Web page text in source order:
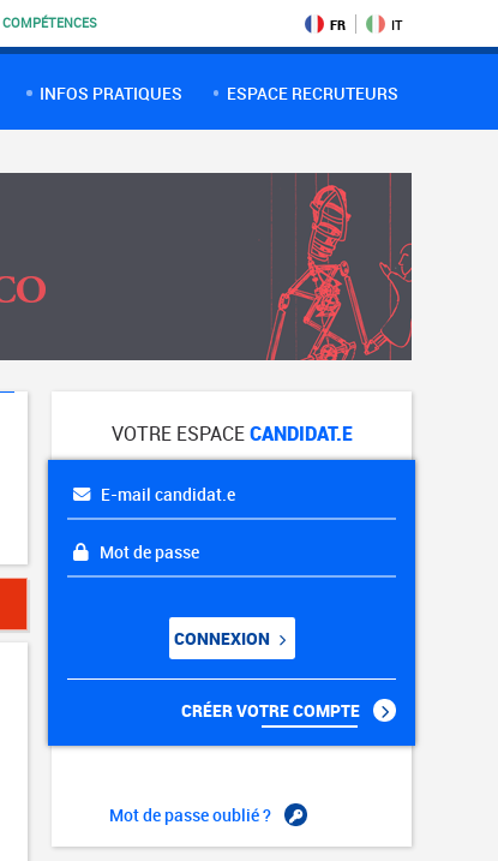
COMPÉTENCES FR IT
INFOS PRATIQUES ESPACE RECRUTEURS
VOTRE ESPACECANDIDAT.E
E-mail candidat.e
Mot de passe
CONNEXION
CRÉER VOTRE COMPTE
Mot de passe oublié ?